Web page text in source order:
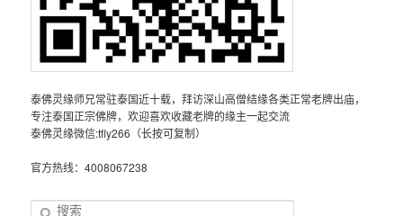
泰佛灵缘师兄常驻泰国近十载，拜访深山高僧结缘各类正常老牌出庙，
专注泰国正宗佛牌，欢迎喜欢收藏老牌的缘主一起交流
泰佛灵缘微信:tfly266（长按可复制）
官方热线：4008067238
搜